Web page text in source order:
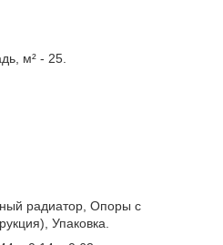
м² - 25.
радиатор, Опоры с
Упаковка.